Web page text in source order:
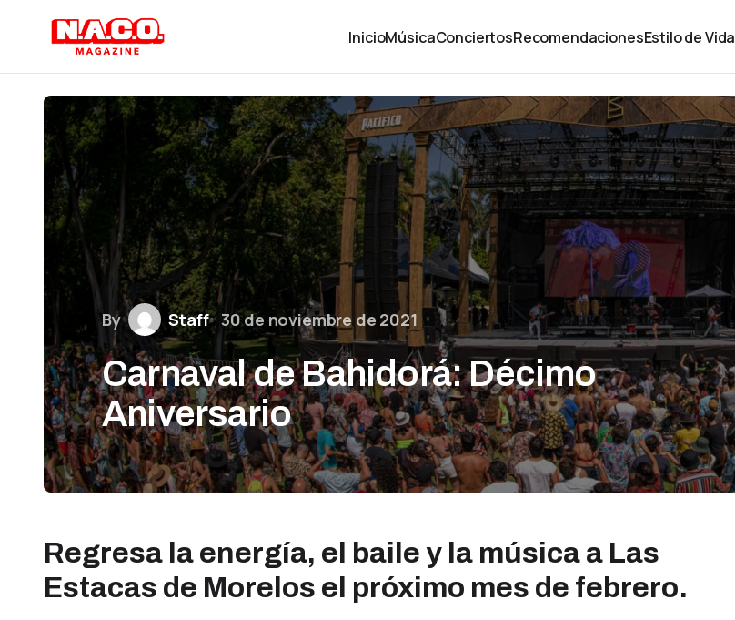
InicioMúsicaConciertosRecomendacionesEstilo de Vida
By Staff 30 de noviembre de 2021
Carnaval de Bahidorá: Décimo
Aniversario
Regresa la energía, el baile y la música a Las
Estacas de Morelos el próximo mes de febrero.